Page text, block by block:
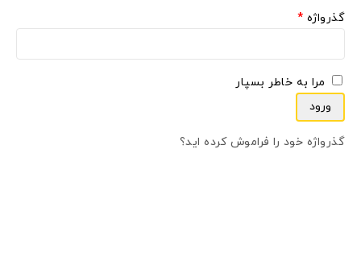
گذرواژه *
مرا به خاطر بسپار
ورود
گذرواژه خود را فراموش کرده اید؟